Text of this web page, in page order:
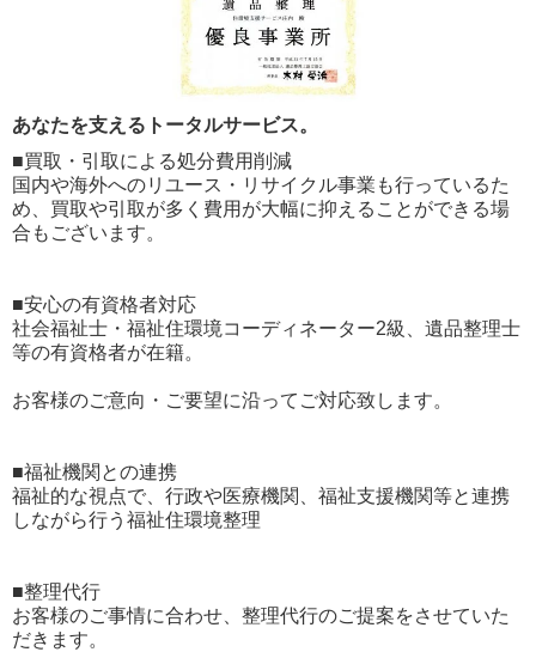
あなたを支えるトータルサービス。
■買取・引取による処分費用削減
国内や海外へのリユース・リサイクル事業も行っているた
め、買取や引取が多く費用が大幅に抑えることができる場
合もございます。
■安心の有資格者対応
社会福祉士・福祉住環境コーディネーター2級、遺品整理士
等の有資格者が在籍。
お客様のご意向・ご要望に沿ってご対応致します。
■福祉機関との連携
福祉的な視点で、行政や医療機関、福祉支援機関等と連携
しながら行う福祉住環境整理
■整理代行
お客様のご事情に合わせ、整理代行のご提案をさせていた
だきます。